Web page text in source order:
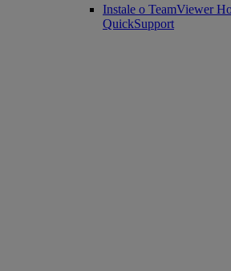
Instale o TeamViewer
QuickSupport